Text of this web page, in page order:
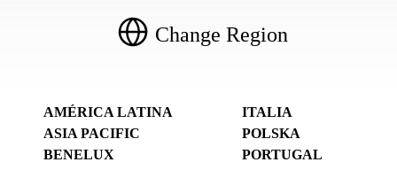
Change Region
AMÉRICA LATINA
ASIA PACIFIC
BENELUX
ITALIA
POLSKA
PORTUGAL